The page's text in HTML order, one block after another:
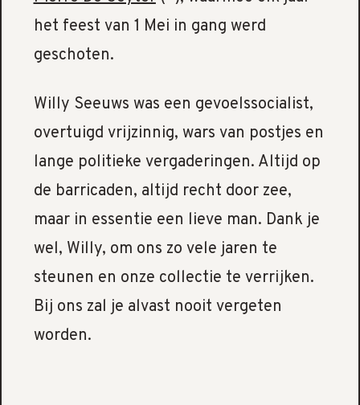
het feest van 1 Mei in gang werd
geschoten.
Willy Seeuws was een gevoelssocialist,
overtuigd vrijzinnig, wars van postjes en
lange politieke vergaderingen. Altijd op
de barricaden, altijd recht door zee,
maar in essentie een lieve man. Dank je
wel, Willy, om ons zo vele jaren te
steunen en onze collectie te verrijken.
Bij ons zal je alvast nooit vergeten
worden.